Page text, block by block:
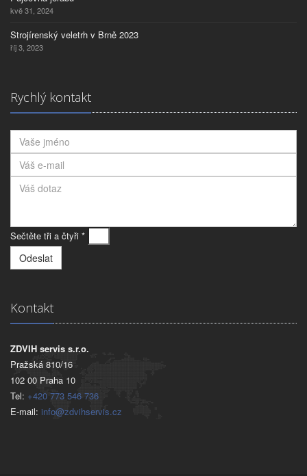
kvě 31, 2024
Strojírenský veletrh v Brně 2023
říj 3, 2023
Rychlý kontakt
Sečtěte tři a čtyři *
Kontakt
ZDVIH servis s.r.o.
Pražská 810/16
102 00 Praha 10
Tel: +420 773 546 736
E-mail: info@zdvihservis.cz